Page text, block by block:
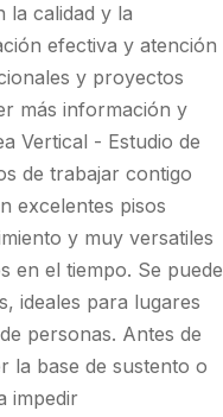
la calidad y la
efectiva y atención
y proyectos
más información y
Vertical - Estudio de
de trabajar contigo
excelentes pisos
y muy versatiles
en el tiempo. Se puede
ideales para lugares
personas. Antes de
la base de sustento o
impedir